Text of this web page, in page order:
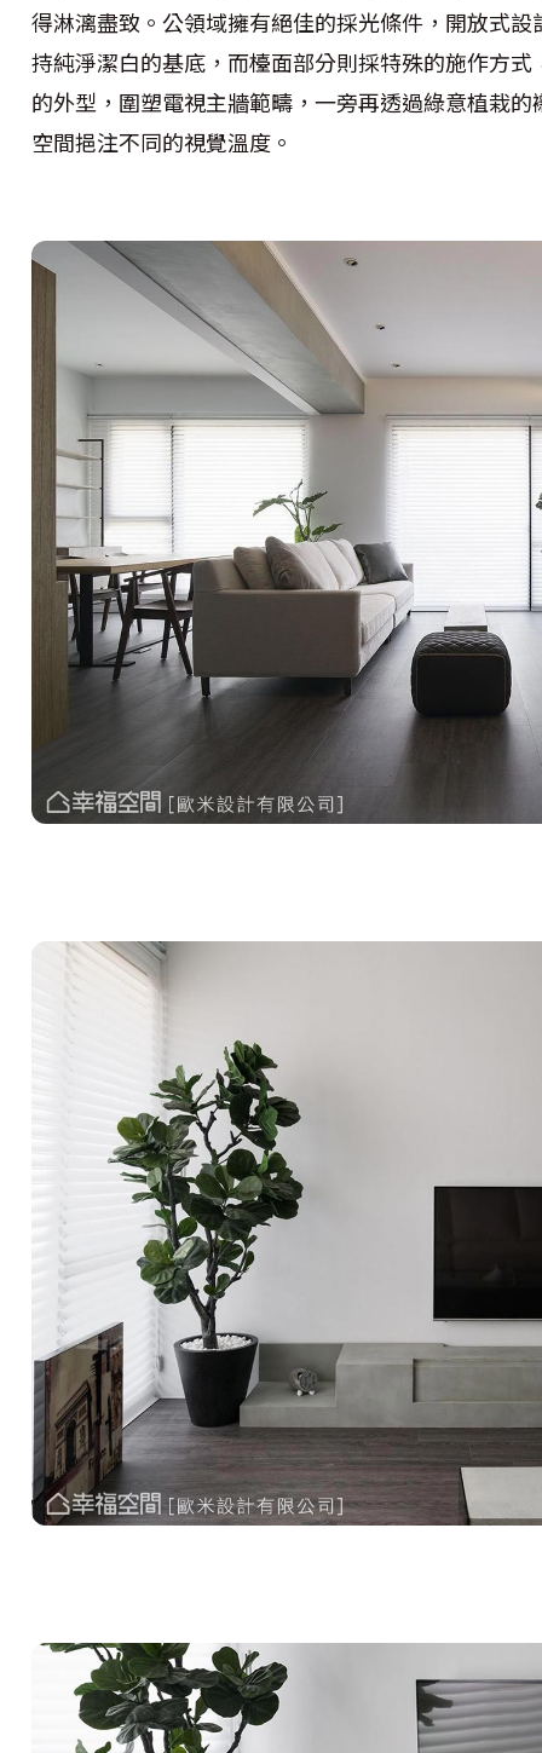
得淋漓盡致。公領域擁有絕佳的採光條件，開放式
持純淨潔白的基底，而檯面部分則採特殊的施作方
的外型，圍塑電視主牆範疇，一旁再透過綠意植栽
空間挹注不同的視覺溫度。